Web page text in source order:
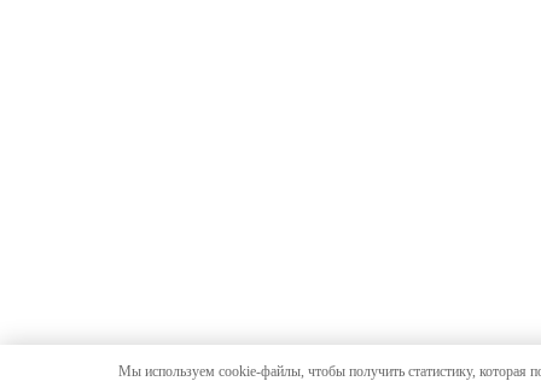
Мы используем cookie-файлы, чтобы получить статистику, которая